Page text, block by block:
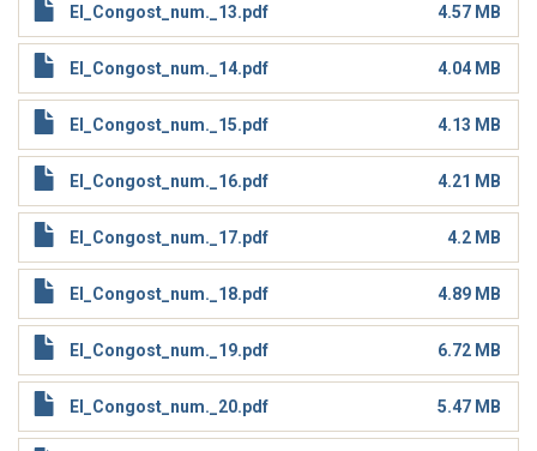
El_Congost_num._13.pdf 4.57 MB
El_Congost_num._14.pdf 4.04 MB
El_Congost_num._15.pdf 4.13 MB
El_Congost_num._16.pdf 4.21 MB
El_Congost_num._17.pdf 4.2 MB
El_Congost_num._18.pdf 4.89 MB
El_Congost_num._19.pdf 6.72 MB
El_Congost_num._20.pdf 5.47 MB